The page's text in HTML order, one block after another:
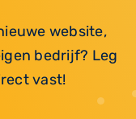
website,
bedrijf? Leg
vast!